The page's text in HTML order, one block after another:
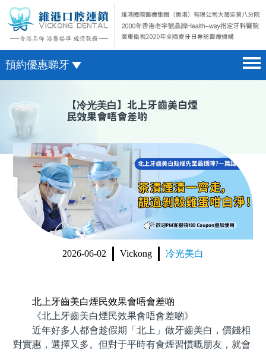
預約優惠睇牙
醫院簡介 hospital introduction
醫生介紹 doctor introduction
醫療新聞 medical news
種植牙 dental implant
箍牙 orthodontics
收費標準 change standard
微信預約
WhatsApp預約
【冷光美白】北上牙齒美白煙
民效果會唔會差啲
2026-06-02 Vickong 冷光美白
北上牙齒美白煙民效果會唔會差啲
《北上牙齒美白煙民效果會唔會差啲》
近年好多人都會趁假期「北上」做牙齒美白，價錢相
對實惠，選擇又多。但對于平時有食煙習慣嘅朋友，就會